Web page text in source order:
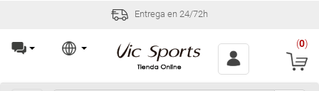
Entrega en 24/72h
(0)